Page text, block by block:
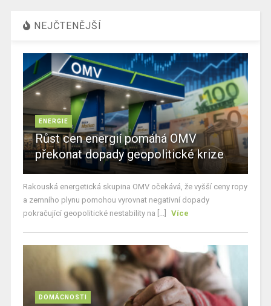
NEJČTENĚJŠÍ
ENERGIE
Růst cen energií pomáhá OMV
překonat dopady geopolitické krize
Rakouská energetická skupina OMV očekává, že vyšší ceny ropy
a zemního plynu pomohou vyrovnat negativní dopady
pokračující geopolitické nestability na [...]
Více
DOMÁCNOSTI